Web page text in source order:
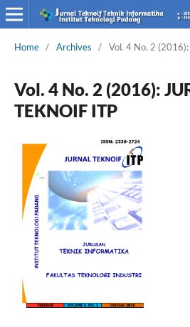
Home / Archives / Vol. 4 No. 2
Vol. 4 No. 2 (2016):
TEKNOIF ITP